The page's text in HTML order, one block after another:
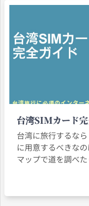
台湾SIMカード
ン＆購入場所
台湾に旅行するな
に用意するべきな
マップで道を調べ
ピオカドリンクの